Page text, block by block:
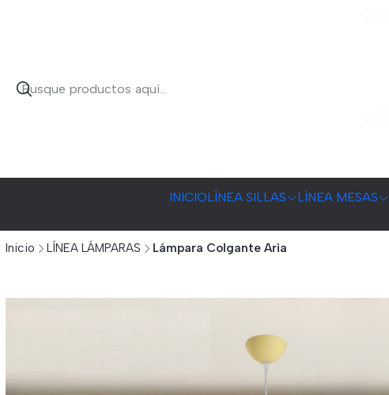
INICIOLÍNEA SILLAS LÍNEA MESAS
Inicio LÍNEA LÁMPARAS Lámpara Colgante Aria